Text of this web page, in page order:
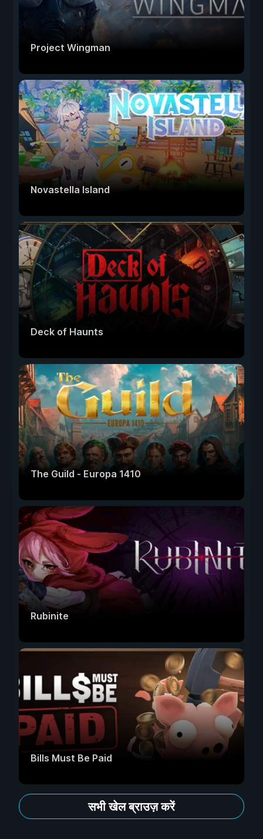
Project Wingman
Novastella Island
Deck of Haunts
The Guild - Europa 1410
Rubinite
Bills Must Be Paid
सभी खेल ब्राउज़ करें